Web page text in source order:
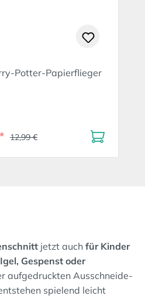
Potter-Papierflieger
12,99 €
jetzt auch für Kinder
Gespenst oder
aufgedruckten Ausschneide-
spielend leicht